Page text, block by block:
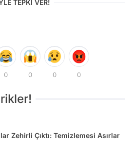
TEPKİ VER!
0 0 0 0
Zehirli Çıktı: Temizlemesi Asırlar